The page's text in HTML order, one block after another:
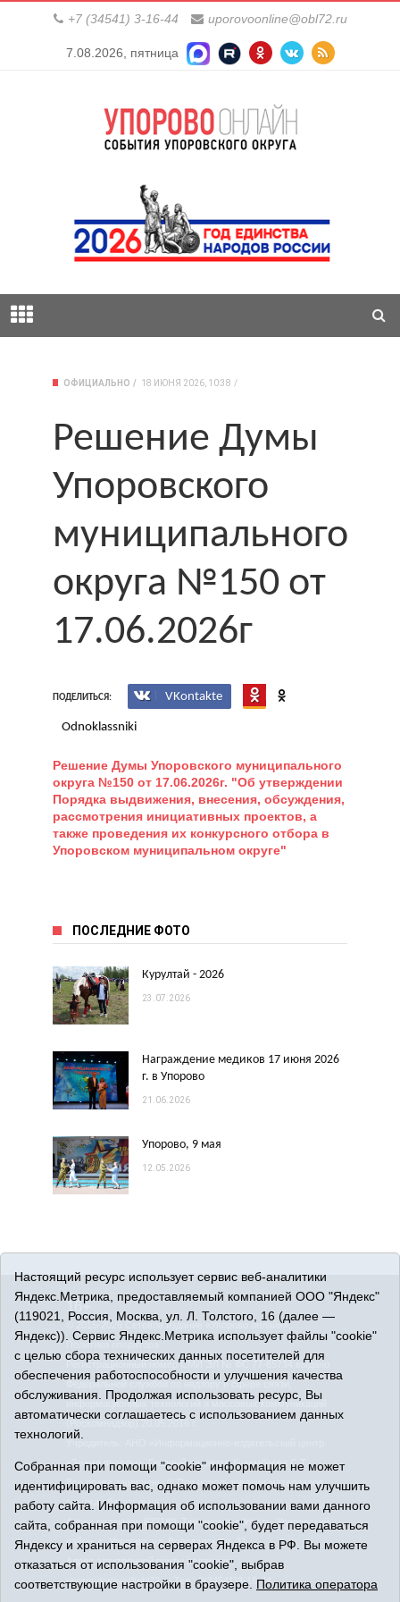
+7 (34541) 3-16-44 uporovoonline@obl72.ru
7.08.2026, пятница
ОФИЦИАЛЬНО 18 ИЮНЯ 2026, 10:38
Решение Думы
Упоровского
муниципального
округа №150 от
17.06.2026г
ПОДЕЛИТЬСЯ: VKontakte
Odnoklassniki
Решение Думы Упоровского муниципального
округа №150 от 17.06.2026г. "Об утверждении
Порядка выдвижения, внесения, обсуждения,
рассмотрения инициативных проектов, а
также проведения их конкурсного отбора в
Упоровском муниципальном округе"
ПОСЛЕДНИЕ ФОТО
Курултай - 2026
23.07.2026
Награждение медиков 17 июня 2026
г. в Упорово
21.06.2026
Упорово, 9 мая
12.05.2026
16+
© 2015-2026 Сетевое издание «Упорово онлайн».
Политика оператора
Регистрационный номер СМИ ЭЛ № ФС 77-65734 выдано
Федеральной службой по надзору в сфере связи,
информационных технологий и массовых коммуникаций
«Знамя правды». Главный редактор Кузембаева С.Т.
Все права защищены © При использовании материалов
ссылка обязательна
Адрес редакции: 627180, Тюменская область, Упоровский
район, с. Упорово, ул. Володарского, 31
Адрес электронной почты редакции:
uporovoonline@obl72.ruТел.: 8(34541)3-16-44
Настоящий ресурс использует сервис веб-аналитики
Яндекс.Метрика, предоставляемый компанией ООО "Яндекс"
(119021, Россия, Москва, ул. Л. Толстого, 16 (далее —
Яндекс)). Сервис Яндекс.Метрика использует файлы "cookie"
с целью сбора технических данных посетителей для
обеспечения работоспособности и улучшения качества
обслуживания. Продолжая использовать ресурс, Вы
автоматически соглашаетесь с использованием данных
технологий.
Собранная при помощи "cookie" информация не может
идентифицировать вас, однако может помочь нам улучшить
работу сайта. Информация об использовании вами данного
сайта, собранная при помощи "cookie", будет передаваться
Яндексу и храниться на серверах Яндекса в РФ. Вы можете
отказаться от использования "cookie", выбрав
соответствующие настройки в браузере. Политика оператора